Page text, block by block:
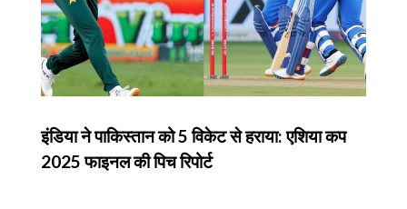
इंडिया ने पाकिस्तान को 5 विकेट से हराया: एशिया कप
2025 फाइनल की पिच रिपोर्ट